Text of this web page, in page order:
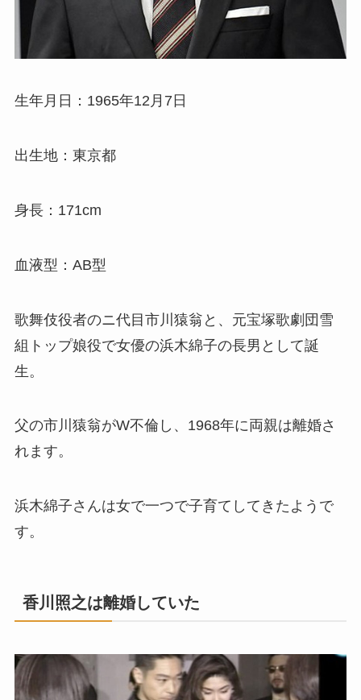
生年月日：1965年12月7日
出生地：東京都
身長：171cm
血液型：AB型
歌舞伎役者のニ代目市川猿翁と、元宝塚歌劇団雪
組トップ娘役で女優の浜木綿子の長男として誕
生。
父の市川猿翁がW不倫し、1968年に両親は離婚さ
れます。
浜木綿子さんは女で一つで子育てしてきたようで
す。
香川照之は離婚していた